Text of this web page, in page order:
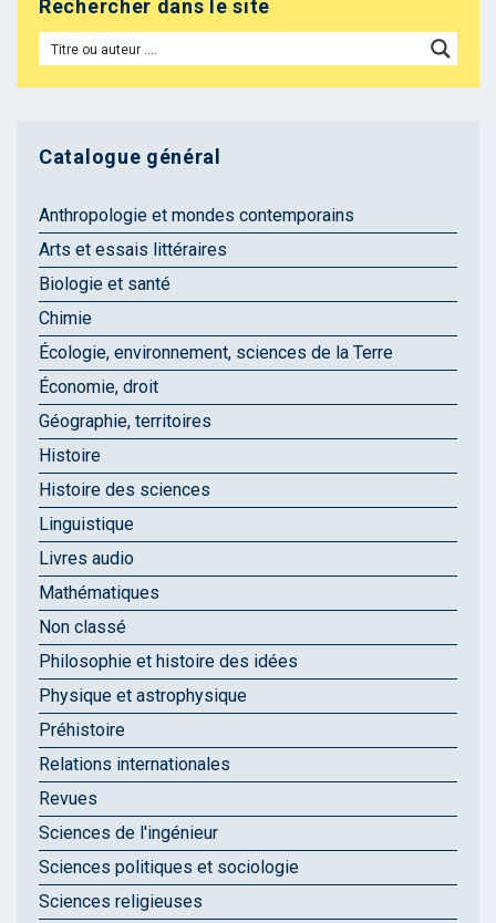
Rechercher dans le site
Catalogue général
Anthropologie et mondes contemporains
Arts et essais littéraires
Biologie et santé
Chimie
Écologie, environnement, sciences de la Terre
Économie, droit
Géographie, territoires
Histoire
Histoire des sciences
Linguistique
Livres audio
Mathématiques
Non classé
Philosophie et histoire des idées
Physique et astrophysique
Préhistoire
Relations internationales
Revues
Sciences de l'ingénieur
Sciences politiques et sociologie
Sciences religieuses